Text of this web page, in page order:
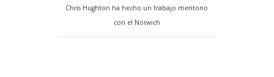
Chris Hughton ha hecho un trabajo meritorio
con el Norwich